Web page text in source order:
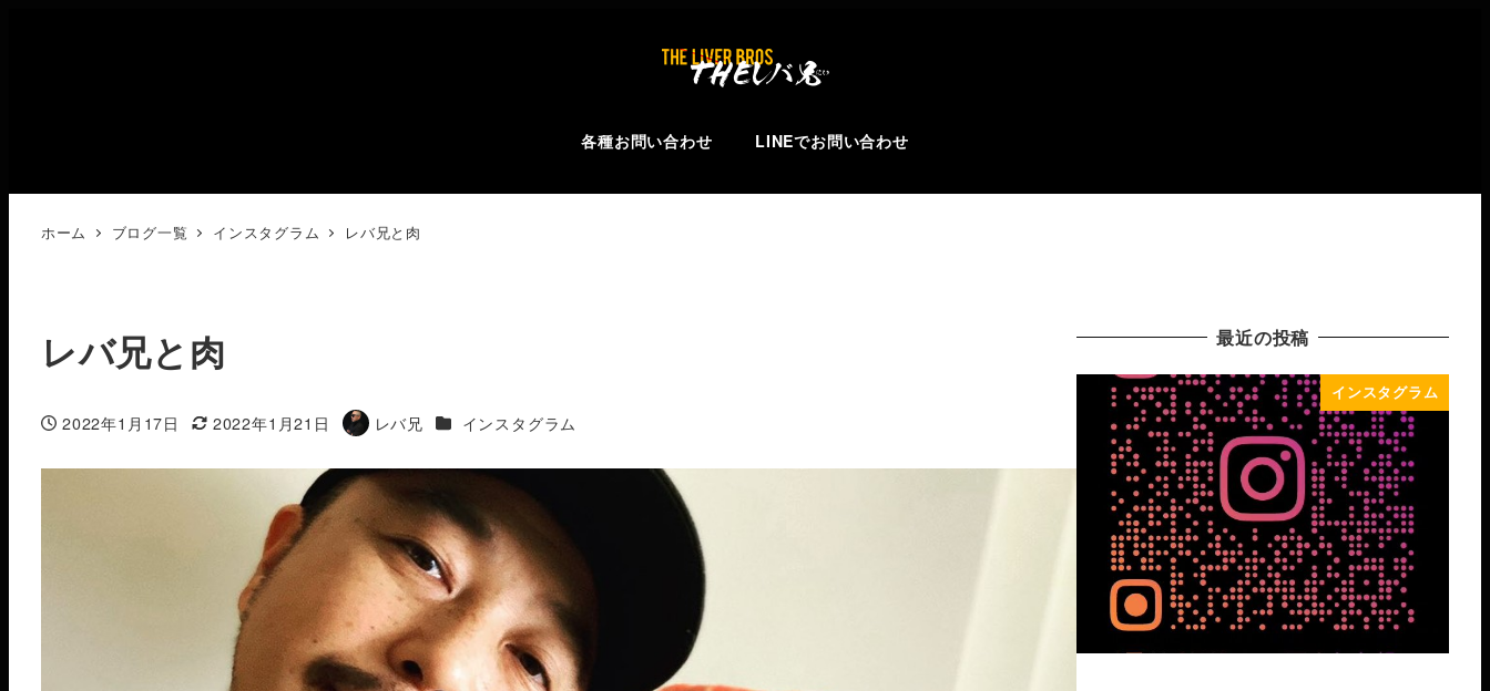
各種お問い合わせ LINEでお問い合わせ
ホーム ブログ一覧 インスタグラム レバ兄と肉
レバ兄と肉
投稿日
2022年1月17日
更新日
2022年1月21日
著
レバ兄 カテゴリー
インスタグラム
最近の投稿
インスタグラム